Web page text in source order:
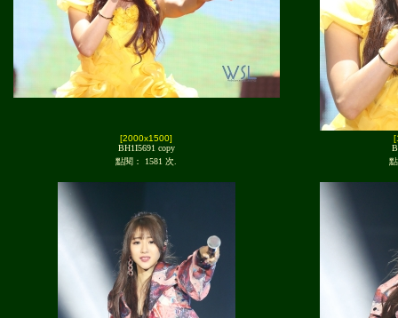
[2000x1500]
BH1I5691 copy
點閱： 1581 次.